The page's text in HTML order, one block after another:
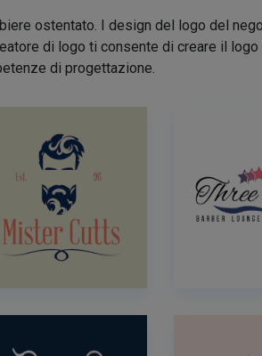
ostentato. I design del logo del
di logo ti consente di creare il
di progettazione.